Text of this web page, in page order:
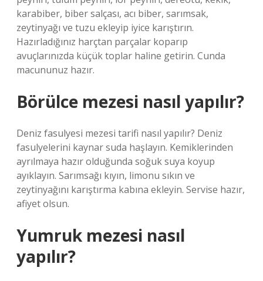
karabiber, biber salçası, acı biber, sarımsak,
zeytinyağı ve tuzu ekleyip iyice karıştırın.
Hazırladığınız harçtan parçalar koparıp
avuçlarınızda küçük toplar haline getirin. Cunda
macununuz hazır.
Börülce mezesi nasıl yapılır?
Deniz fasulyesi mezesi tarifi nasıl yapılır? Deniz
fasulyelerini kaynar suda haşlayın. Kemiklerinden
ayrılmaya hazır olduğunda soğuk suya koyup
ayıklayın. Sarımsağı kıyın, limonu sıkın ve
zeytinyağını karıştırma kabına ekleyin. Servise hazır,
afiyet olsun.
Yumruk mezesi nasıl
yapılır?